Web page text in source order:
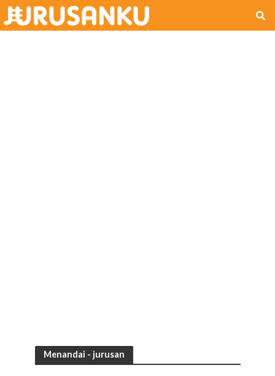
Menandai - jurusan